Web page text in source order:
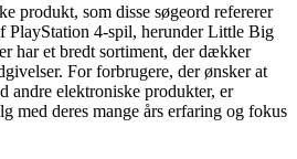
produkt, som disse søgeord refererer
PlayStation 4-spil, herunder Little Big
har et bredt sortiment, der dækker
For forbrugere, der ønsker at
andre elektroniske produkter, er
med deres mange års erfaring og fokus